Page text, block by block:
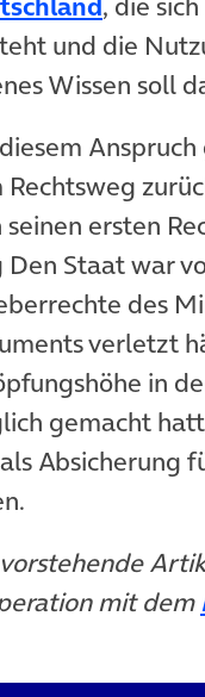
und die
Wissen soll
Rechtsweg
seinen ersten
Den Staat war
des
verletzt
in
gemacht
Absicherung
mit dem